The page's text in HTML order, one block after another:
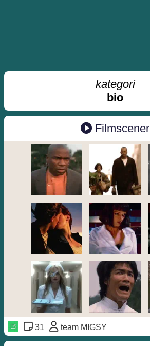
kategori
bio
Filmscener
31 team MIGSY